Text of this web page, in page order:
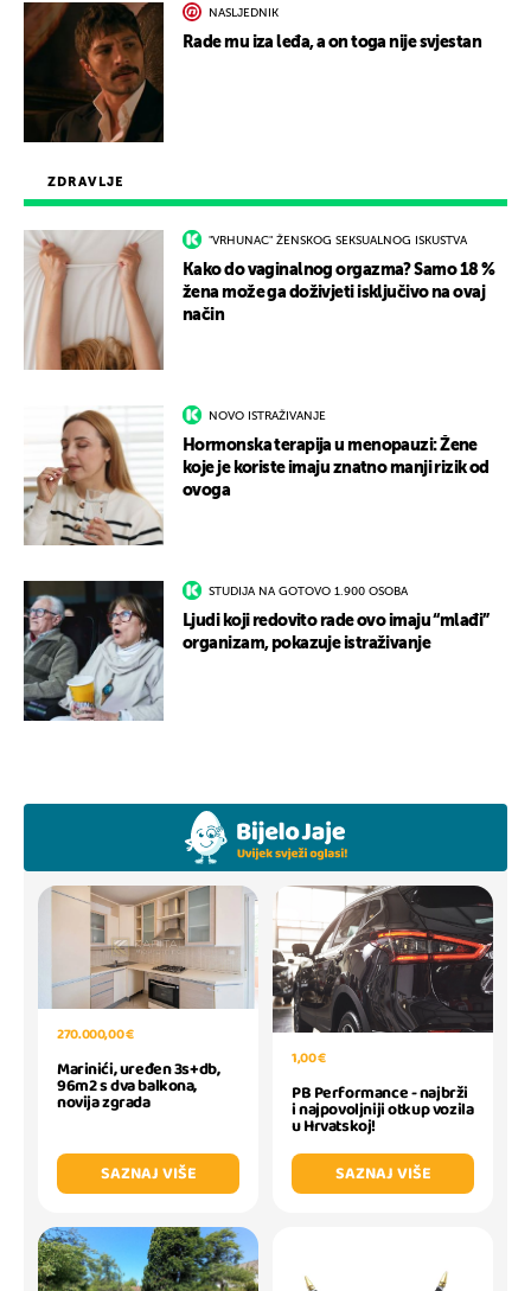
ZDRAVLJE
"VRHUNAC" ŽENSKOG SEKSUALNOG ISKUSTVA
Kako do vaginalnog orgazma? Samo 18 %
žena može ga doživjeti isključivo na ovaj
način
NOVO ISTRAŽIVANJE
Hormonska terapija u menopauzi: Žene
koje je koriste imaju znatno manji rizik od
ovoga
STUDIJA NA GOTOVO 1.900 OSOBA
Ljudi koji redovito rade ovo imaju “mlađi”
organizam, pokazuje istraživanje
NASLJEDNIK
Rade mu iza leđa, a on toga nije svjestan
270.000,00 €
Marinići, uređen 3s+db,
96m2 s dva balkona,
novija zgrada
SAZNAJ VIŠE
1,00 €
PB Performance - najbrži
i najpovoljniji otkup vozila
u Hrvatskoj!
SAZNAJ VIŠE